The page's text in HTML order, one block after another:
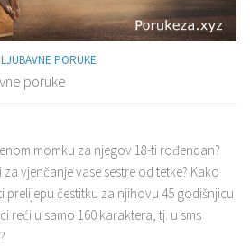
PORUKE
poruke
momku za njegov 18-ti rođendan?
vjenčanje vase sestre od tetke? Kako
prelijepu čestitku za njihovu 45 godišnjicu
reći u samo 160 karaktera, tj. u sms